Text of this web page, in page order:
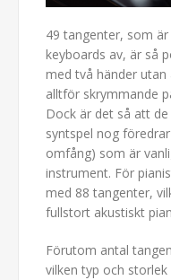
49 tangenter, som
keyboards av, är så
med två händer
alltför skrymmande
Dock är det så att
syntspel nog
omfång) som är
instrument. För
med 88 tangenter,
fullstort akustiskt
Förutom antal
vilken typ och